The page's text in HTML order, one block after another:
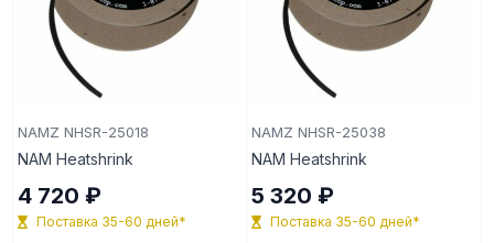
NAMZ NHSR-25018
NAM Heatshrink
4 720 ₽
Поставка 35-60 дней*
NAMZ NHSR-25038
NAM Heatshrink
5 320 ₽
Поставка 35-60 дней*